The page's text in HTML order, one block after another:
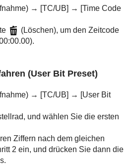
) → [TC/UB] → [Time Code
(Löschen), um den Zeitcode
(User Bit Preset)
) → [TC/UB] → [User Bit
und wählen Sie die ersten
Ziffern nach dem gleichen
2 ein, und drücken Sie dann die